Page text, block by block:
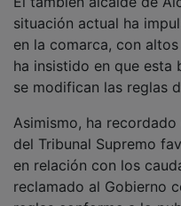
situación actual ha
en la comarca, con
ha insistido en que esta
se modifican las reglas
del Tribunal Supremo
en relación con los
reclamado al Gobierno
reglas conforme a lo